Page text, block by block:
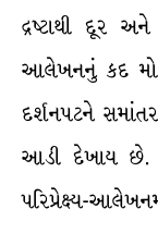
દ્રષ્ટાથી દૂર
આલેખનનું કદ
દર્શનપટને
આડી દેખાય છે.
પરિપ્રેક્ષ્ય-